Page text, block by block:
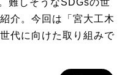
難しそうなSDGsの世
介。今回は「宮大工木
代に向けた取り組みで